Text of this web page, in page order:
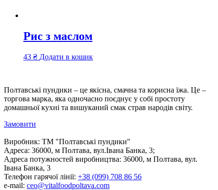
Рис з маслом
43 ₴ Додати в кошик
Полтавські пундики – це якісна, смачна та корисна їжа. Це –
торгова марка, яка одночасно поєднує у собі простоту
домашньої кухні та вишуканий смак страв народів світу.
Замовити
Виробник: ТМ "Полтавські пундики"
Адреса: 36000, м Полтава, вул.Івана Банка, 3;
Адреса потужностей виробництва: 36000, м Полтава, вул.
Івана Банка, 3
Телефон гарячої лінії: +38 (099) 708 86 56
e-mail: ceo@vitalfoodpoltava.com